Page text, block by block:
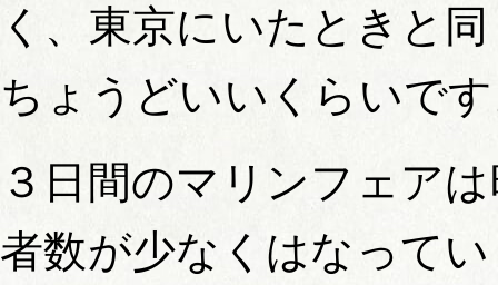
く、東京にいたときと
ちょうどいいくらいで
３日間のマリンフェア
者数が少なくはなって